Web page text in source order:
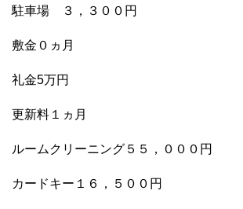
駐車場 ３，３００円
敷金０ヵ月
礼金5万円
更新料１ヵ月
ルームクリーニング５５，０００円
カードキー１６，５００円